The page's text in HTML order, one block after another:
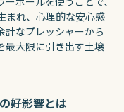
まれ、心理的な安心感
計なプレッシャーから
最大限に引き出す土壌
好影響とは